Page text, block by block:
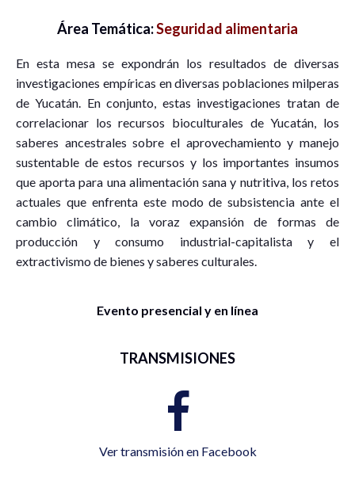
Área Temática:Seguridad alimentaria
En esta mesa se expondrán los resultados de diversas
investigaciones empíricas en diversas poblaciones milperas
de Yucatán. En conjunto, estas investigaciones tratan de
correlacionar los recursos bioculturales de Yucatán, los
saberes ancestrales sobre el aprovechamiento y manejo
sustentable de estos recursos y los importantes insumos
que aporta para una alimentación sana y nutritiva, los retos
actuales que enfrenta este modo de subsistencia ante el
cambio climático, la voraz expansión de formas de
producción y consumo industrial-capitalista y el
extractivismo de bienes y saberes culturales.
Evento presencial y en línea
TRANSMISIONES
Ver transmisión en Facebook